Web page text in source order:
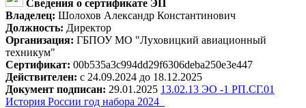
Сведения о сертификате ЭП
Владелец: Шолохов Александр Константинович
Должность: Директор
Организация: ГБПОУ МО "Луховицкий авиационный
техникум"
Сертификат: 00b535a3c994dd29f6306deba250e3e447
Действителен: с 24.09.2024 до 18.12.2025
Документ подписан: 29.01.2025 13.02.13 ЭО -1 РП.СГ.01
История России год набора 2024_